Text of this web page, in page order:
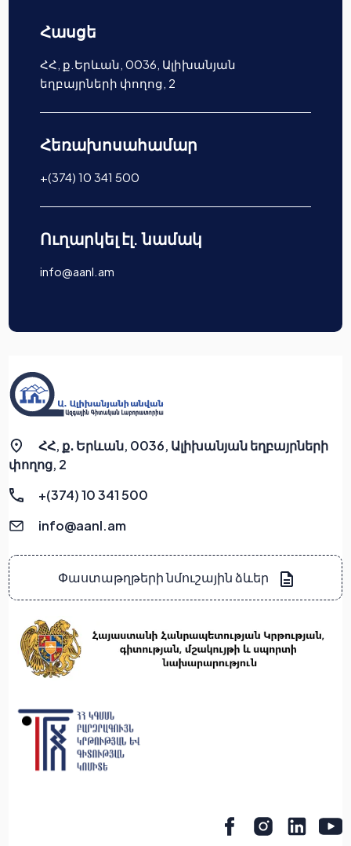
Հասցե
ՀՀ, ք.Երևան, 0036, Ալիխանյան
եղբայրների փողոց, 2
Հեռախոսահամար
+(374) 10 341 500
Ուղարկել էլ. նամակ
info@aanl.am
ՀՀ, ք․ Երևան, 0036, Ալիխանյան եղբայրների
փողոց, 2
+(374) 10 341 500
info@aanl.am
Փաստաթղթերի նմուշային ձևեր